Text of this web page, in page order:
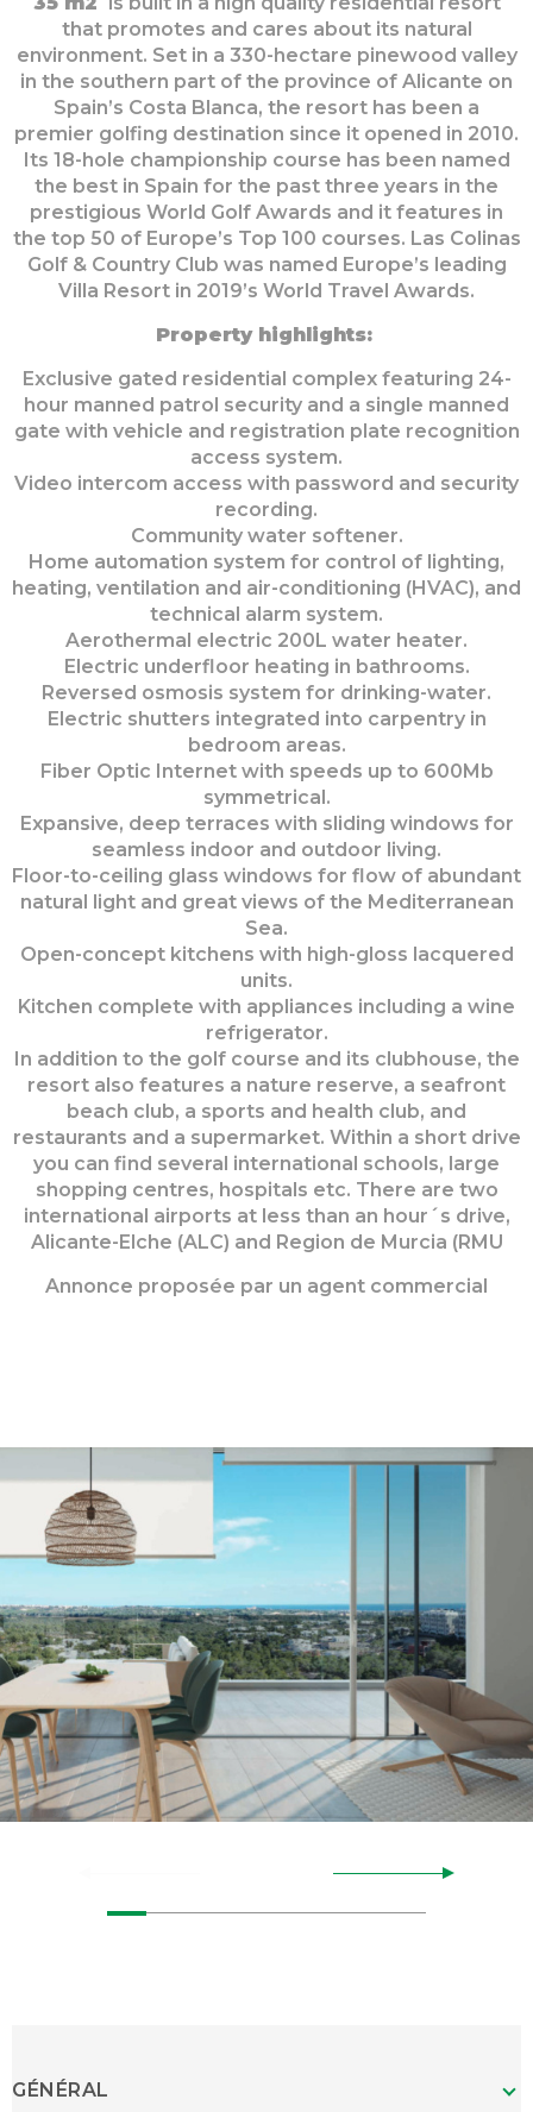
that promotes and cares about its natural
environment. Set in a 330-hectare pinewood valley
in the southern part of the province of Alicante on
Spain’s Costa Blanca, the resort has been a
premier golfing destination since it opened in 2010.
Its 18-hole championship course has been named
the best in Spain for the past three years in the
prestigious World Golf Awards and it features in
the top 50 of Europe’s Top 100 courses. Las Colinas
Golf & Country Club was named Europe’s leading
Villa Resort in 2019’s World Travel Awards.
Property highlights:
Exclusive gated residential complex featuring 24-
hour manned patrol security and a single manned
gate with vehicle and registration plate recognition
access system.
Video intercom access with password and security
recording.
Community water softener.
Home automation system for control of lighting,
heating, ventilation and air-conditioning (HVAC), and
technical alarm system.
Aerothermal electric 200L water heater.
Electric underfloor heating in bathrooms.
Reversed osmosis system for drinking-water.
Electric shutters integrated into carpentry in
bedroom areas.
Fiber Optic Internet with speeds up to 600Mb
symmetrical.
Expansive, deep terraces with sliding windows for
seamless indoor and outdoor living.
Floor-to-ceiling glass windows for flow of abundant
natural light and great views of the Mediterranean
Sea.
Open-concept kitchens with high-gloss lacquered
units.
Kitchen complete with appliances including a wine
refrigerator.
In addition to the golf course and its clubhouse, the
resort also features a nature reserve, a seafront
beach club, a sports and health club, and
restaurants and a supermarket. Within a short drive
you can find several international schools, large
shopping centres, hospitals etc. There are two
international airports at less than an hour´s drive,
Alicante-Elche (ALC) and Region de Murcia (RMU
Annonce proposée par un agent commercial
GÉNÉRAL